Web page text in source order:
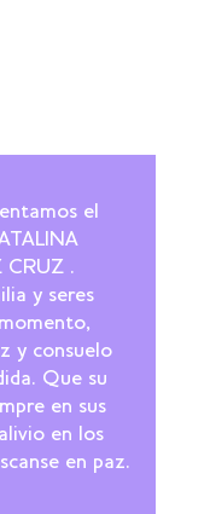
el
CRUZ .
y seres
y consuelo
Que su
en sus
en los
en paz.